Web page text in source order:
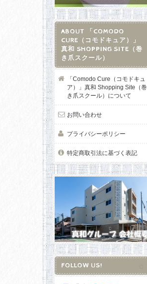
ABOUT 「COMODO
CURE（コモドキュア）」
真和 SHOPPING SITE（巻
き爪スクール）
「Comodo Cure（コモドキュ
ア）」真和 Shopping Site（巻
き爪スクール）について
お問い合わせ
プライバシーポリシー
特定商取引法に基づく表記
FOLLOW US!